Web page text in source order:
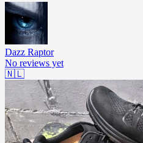
Dazz Raptor
No reviews yet
🇳🇱